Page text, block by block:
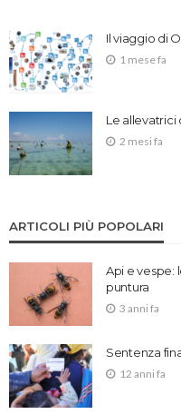
Il viaggio di
1 mese fa
Le allevatrici
2 mesi fa
ARTICOLI PIÙ POPOLARI
Api e vespe:
puntura
3 anni fa
Sentenza
12 anni fa